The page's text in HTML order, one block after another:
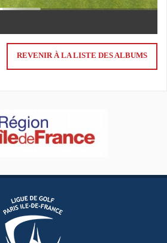
REVENIR À LA LISTE DES ALBUMS